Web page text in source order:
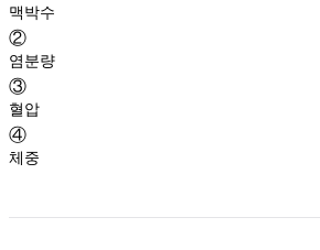
맥박수
②
염분량
③
혈압
④
체중